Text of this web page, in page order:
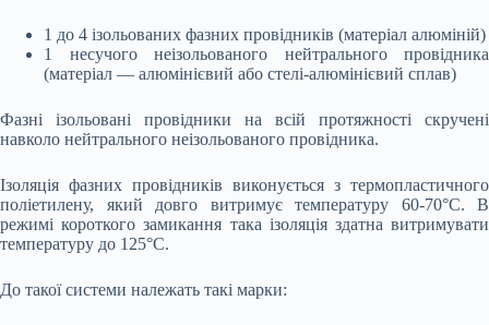
1 до 4 ізольованих фазних провідників (матеріал алюміній)
1 несучого неізольованого нейтрального провідника
(матеріал — алюмінієвий або стелі-алюмінієвий сплав)
Фазні ізольовані провідники на всій протяжності скручені
навколо нейтрального неізольованого провідника.
Ізоляція фазних провідників виконується з термопластичного
поліетилену, який довго витримує температуру 60-70°С. В
режимі короткого замикання така ізоляція здатна витримувати
температуру до 125°С.
До такої системи належать такі марки: